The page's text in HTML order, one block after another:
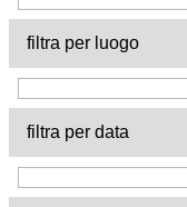
filtra per luogo
filtra per data